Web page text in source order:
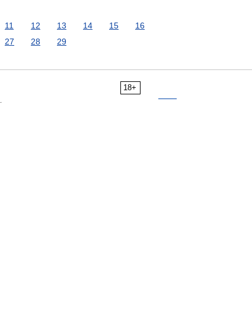
11 12 13 14 15
16
27 28 29
18+